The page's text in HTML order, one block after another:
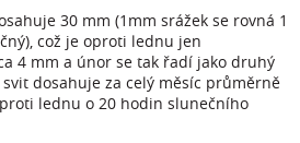
30 mm (1mm srážek se rovná 1
což je oproti lednu jen
4 mm a únor se tak řadí jako druhý
dosahuje za celý měsíc průměrně
lednu o 20 hodin slunečního